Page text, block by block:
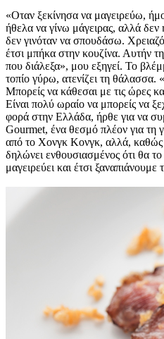
«Οταν ξεκίνησα να μαγειρεύω,
ήθελα να γίνω μάγειρας, αλλά
δεν γινόταν να σπουδάσω.
έτσι μπήκα στην κουζίνα. Αυτήν
που διάλεξα», μου εξηγεί. Το
τοπίο γύρω, ατενίζει τη
Μπορείς να κάθεσαι με τις ώρες
Είναι πολύ ωραίο να μπορείς να
φορά στην Ελλάδα, ήρθε για να
Gourmet, ένα θεσμό πλέον για τη
από το Χονγκ Κονγκ, αλλά, καθώς
δηλώνει ενθουσιασμένος ότι θα
μαγειρεύει και έτσι ξαναπιάνουμε